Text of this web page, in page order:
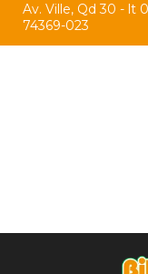
Av. Ville, Qd 30 - lt
74369-023